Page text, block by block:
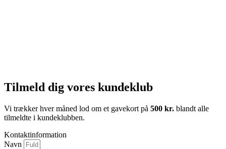
Tilmeld dig vores kundeklub
Vi trækker hver måned lod om et gavekort på 500 kr. blandt alle
tilmeldte i kundeklubben.
Kontaktinformation
Navn